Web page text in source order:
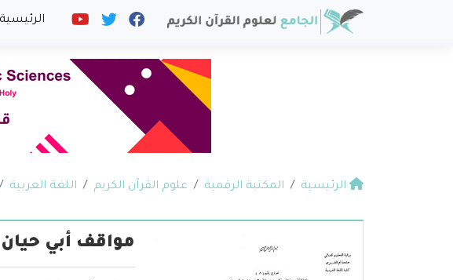
الرئيسية
الرئيسية المكتبة الرقمية علوم القرآن الكريم اللغة العربية
مواقف أبي